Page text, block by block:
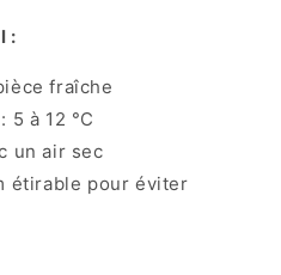
:
fraîche
5 à 12 °C
un air sec
étirable pour éviter